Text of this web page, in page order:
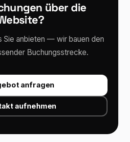
über die
Sie anbieten — wir bauen den
Buchungsstrecke.
anfragen
aufnehmen